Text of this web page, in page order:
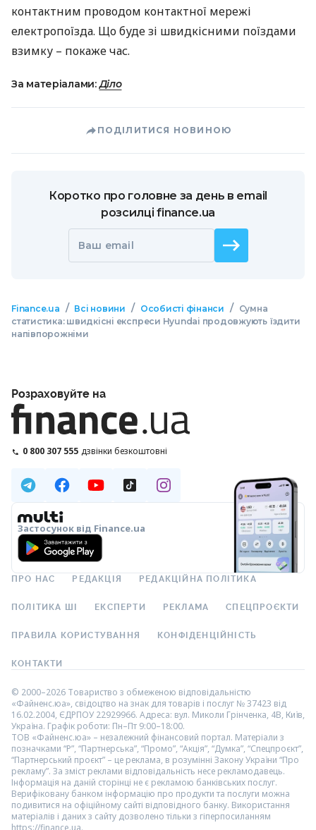
контактним проводом контактної мережі
електропоїзда. Що буде зі швидкісними поїздами
взимку – покаже час.
За матеріалами:Діло
ПОДІЛИТИСЯ НОВИНОЮ
Коротко про головне за день в email
розсилці finance.ua
Ваш email
Finance.ua / Всі новини / Особисті фінанси /
Сумна
статистика: швидкісні експреси Hyundai продовжують їздити
напівпорожніми
Розраховуйте на
0 800 307 555 дзвінки безкоштовні
Застосунок від Finance.ua
ПРО НАС РЕДАКЦІЯ РЕДАКЦІЙНА ПОЛІТИКА
ПОЛІТИКА ШІ ЕКСПЕРТИ РЕКЛАМА СПЕЦПРОЄКТИ
ПРАВИЛА КОРИСТУВАННЯ КОНФІДЕНЦІЙНІСТЬ
КОНТАКТИ
© 2000–2026 Товариство з обмеженою відповідальністю
«Файненс.юа», свідоцтво на знак для товарів і послуг № 37423 від
16.02.2004, ЄДРПОУ 22929966. Адреса: вул. Миколи Грінченка, 4В, Київ,
Україна. Графік роботи: Пн–Пт 9:00–18:00.
ТОВ «Файненс.юа» – незалежний фінансовий портал. Матеріали з
позначками “Р”, “Партнерська”, “Промо”, “Акція”, “Думка”, “Спецпроєкт”,
“Партнерський проєкт” – це реклама, в розумінні Закону України “Про
рекламу”. За зміст реклами відповідальність несе рекламодавець.
Інформація на даній сторінці не є рекламою банківських послуг.
Верифіковану банком інформацію про продукти та послуги можна
подивитися на офіційному сайті відповідного банку. Використання
матеріалів і даних з сайту дозволено тільки з гіперпосиланням
https://finance.ua.